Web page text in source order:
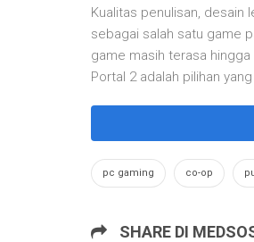
Kualitas penulisan, desain
sebagai salah satu game
game masih terasa
Portal 2 adalah pilihan
pc gaming co-op
SHARE DI